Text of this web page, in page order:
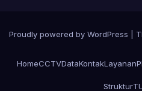
Proudly powered by WordPress
HomeCCTVDataKontakLayanan
Struktur